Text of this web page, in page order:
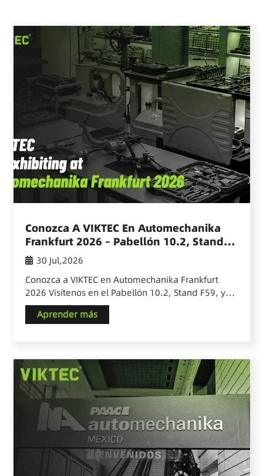
Conozca A VIKTEC En Automechanika
Frankfurt 2026 – Pabellón 10.2, Stand
F5930 Jul,2026
Conozca a VIKTEC en Automechanika Frankfurt
2026 Visítenos en el Pabellón 10.2, Stand F59, y
descubra soluciones especializadas en
herramientas automotrices diseñadas para
automotriz.…
Aprender más